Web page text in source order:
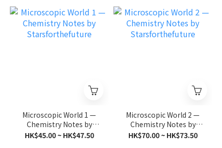
Microscopic World 1 —
Chemistry Notes by
Starsforthefuture
HK$45.00 ~ HK$47.50
Microscopic World 2 —
Chemistry Notes by
Starsforthefuture
HK$70.00 ~ HK$73.50